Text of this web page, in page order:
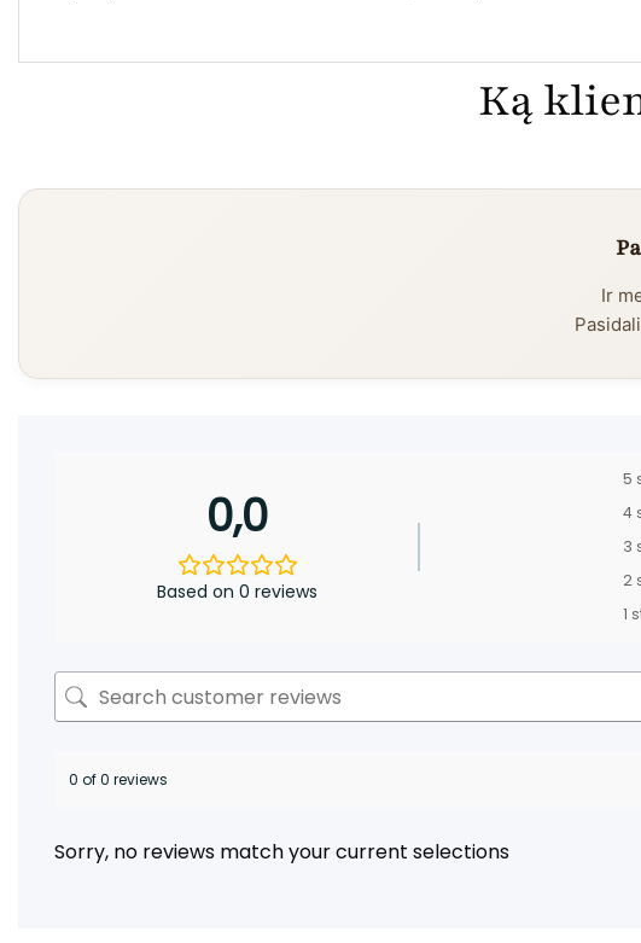
Ką
Ir
0,0
Based on 0 reviews
5
4
3
2
1
0 of 0 reviews
Sorry, no reviews match your current selections